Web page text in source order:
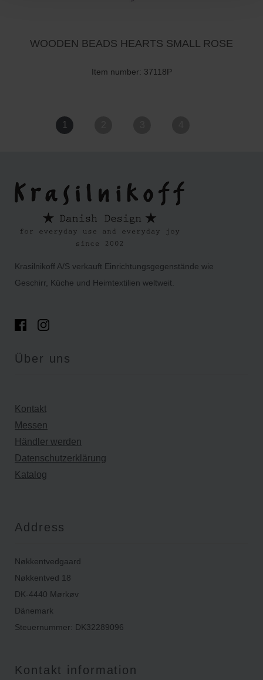
WOODEN BEADS HEARTS SMALL ROSE
Item number: 37118P
1
Krasilnikoff A/S verkauft Einrichtungsgegenstände wie
Geschirr, Küche und Heimtextilien weltweit.
Über uns
Kontakt
Messen
Händler werden
Datenschutzerklärung
Katalog
Address
Nøkkentvedgaard
Nøkkentved 18
DK-4440 Mørkøv
Dänemark
Steuernummer: DK32289096
Kontakt information